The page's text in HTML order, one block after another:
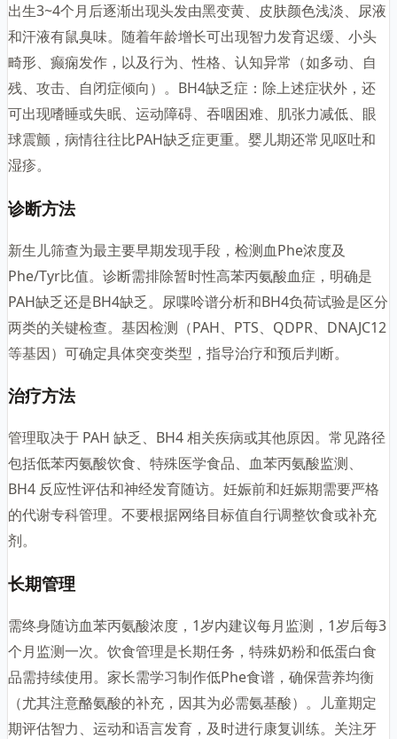
出生3~4个月后逐渐出现头发由黑变黄、皮肤颜色浅淡、尿液
和汗液有鼠臭味。随着年龄增长可出现智力发育迟缓、小头
畸形、癫痫发作，以及行为、性格、认知异常（如多动、自
残、攻击、自闭症倾向）。BH4缺乏症：除上述症状外，还
可出现嗜睡或失眠、运动障碍、吞咽困难、肌张力减低、眼
球震颤，病情往往比PAH缺乏症更重。婴儿期还常见呕吐和
湿疹。
诊断方法
新生儿筛查为最主要早期发现手段，检测血Phe浓度及
Phe/Tyr比值。诊断需排除暂时性高苯丙氨酸血症，明确是
PAH缺乏还是BH4缺乏。尿喋呤谱分析和BH4负荷试验是区分
两类的关键检查。基因检测（PAH、PTS、QDPR、DNAJC12
等基因）可确定具体突变类型，指导治疗和预后判断。
治疗方法
管理取决于 PAH 缺乏、BH4 相关疾病或其他原因。常见路径
包括低苯丙氨酸饮食、特殊医学食品、血苯丙氨酸监测、
BH4 反应性评估和神经发育随访。妊娠前和妊娠期需要严格
的代谢专科管理。不要根据网络目标值自行调整饮食或补充
剂。
长期管理
需终身随访血苯丙氨酸浓度，1岁内建议每月监测，1岁后每3
个月监测一次。饮食管理是长期任务，特殊奶粉和低蛋白食
品需持续使用。家长需学习制作低Phe食谱，确保营养均衡
（尤其注意酪氨酸的补充，因其为必需氨基酸）。儿童期定
期评估智力、运动和语言发育，及时进行康复训练。关注牙